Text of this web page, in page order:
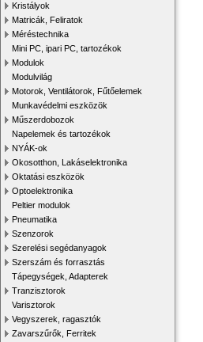
Kristályok
Matricák, Feliratok
Méréstechnika
Mini PC, ipari PC, tartozékok
Modulok
Modulvilág
Motorok, Ventilátorok, Fűtőelemek
Munkavédelmi eszközök
Műszerdobozok
Napelemek és tartozékok
NYÁK-ok
Okosotthon, Lakáselektronika
Oktatási eszközök
Optoelektronika
Peltier modulok
Pneumatika
Szenzorok
Szerelési segédanyagok
Szerszám és forrasztás
Tápegységek, Adapterek
Tranzisztorok
Varisztorok
Vegyszerek, ragasztók
Zavarszűrők, Ferritek